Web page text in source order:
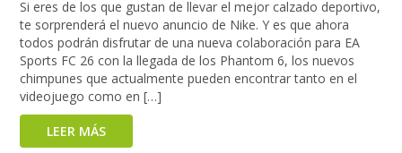
Si eres de los que gustan de llevar el mejor calzado deportivo,
te sorprenderá el nuevo anuncio de Nike. Y es que ahora
todos podrán disfrutar de una nueva colaboración para EA
Sports FC 26 con la llegada de los Phantom 6, los nuevos
chimpunes que actualmente pueden encontrar tanto en el
videojuego como en […]
LEER MÁS